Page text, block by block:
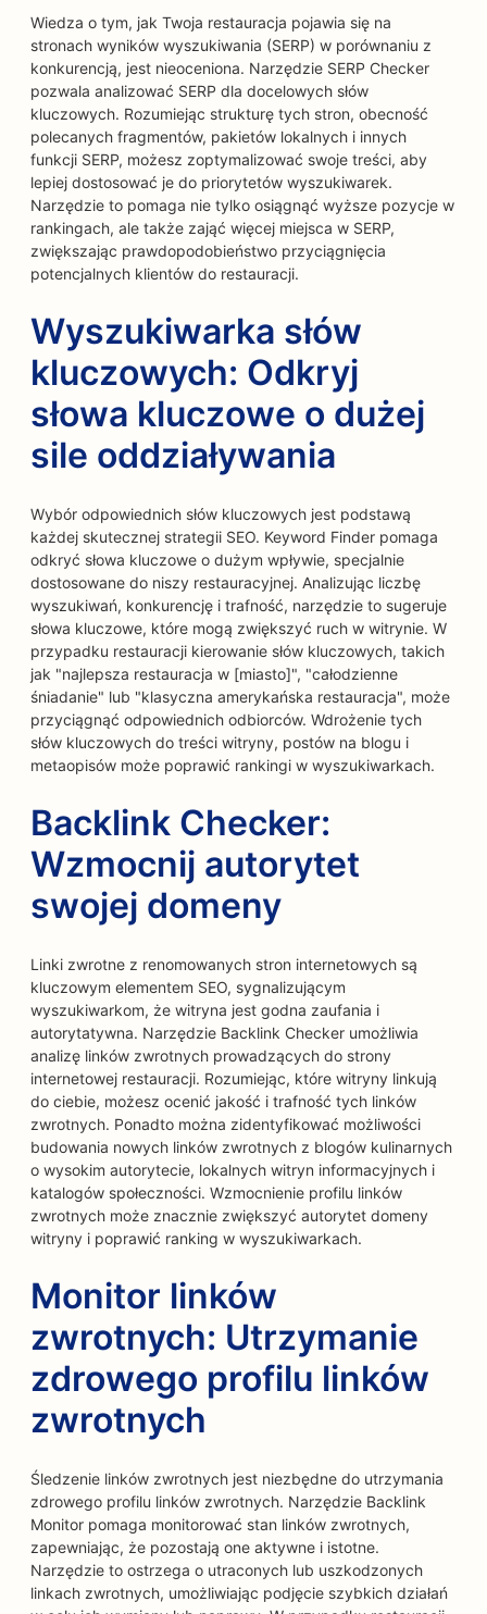
Wiedza o tym, jak Twoja restauracja pojawia się na
stronach wyników wyszukiwania (SERP) w porównaniu z
konkurencją, jest nieoceniona. Narzędzie SERP Checker
pozwala analizować SERP dla docelowych słów
kluczowych. Rozumiejąc strukturę tych stron, obecność
polecanych fragmentów, pakietów lokalnych i innych
funkcji SERP, możesz zoptymalizować swoje treści, aby
lepiej dostosować je do priorytetów wyszukiwarek.
Narzędzie to pomaga nie tylko osiągnąć wyższe pozycje w
rankingach, ale także zająć więcej miejsca w SERP,
zwiększając prawdopodobieństwo przyciągnięcia
potencjalnych klientów do restauracji.
Wyszukiwarka słów
kluczowych: Odkryj
słowa kluczowe o dużej
sile oddziaływania
Wybór odpowiednich słów kluczowych jest podstawą
każdej skutecznej strategii SEO. Keyword Finder pomaga
odkryć słowa kluczowe o dużym wpływie, specjalnie
dostosowane do niszy restauracyjnej. Analizując liczbę
wyszukiwań, konkurencję i trafność, narzędzie to sugeruje
słowa kluczowe, które mogą zwiększyć ruch w witrynie. W
przypadku restauracji kierowanie słów kluczowych, takich
jak "najlepsza restauracja w [miasto]", "całodzienne
śniadanie" lub "klasyczna amerykańska restauracja", może
przyciągnąć odpowiednich odbiorców. Wdrożenie tych
słów kluczowych do treści witryny, postów na blogu i
metaopisów może poprawić rankingi w wyszukiwarkach.
Backlink Checker:
Wzmocnij autorytet
swojej domeny
Linki zwrotne z renomowanych stron internetowych są
kluczowym elementem SEO, sygnalizującym
wyszukiwarkom, że witryna jest godna zaufania i
autorytatywna. Narzędzie Backlink Checker umożliwia
analizę linków zwrotnych prowadzących do strony
internetowej restauracji. Rozumiejąc, które witryny linkują
do ciebie, możesz ocenić jakość i trafność tych linków
zwrotnych. Ponadto można zidentyfikować możliwości
budowania nowych linków zwrotnych z blogów kulinarnych
o wysokim autorytecie, lokalnych witryn informacyjnych i
katalogów społeczności. Wzmocnienie profilu linków
zwrotnych może znacznie zwiększyć autorytet domeny
witryny i poprawić ranking w wyszukiwarkach.
Monitor linków
zwrotnych: Utrzymanie
zdrowego profilu linków
zwrotnych
Śledzenie linków zwrotnych jest niezbędne do utrzymania
zdrowego profilu linków zwrotnych. Narzędzie Backlink
Monitor pomaga monitorować stan linków zwrotnych,
zapewniając, że pozostają one aktywne i istotne.
Narzędzie to ostrzega o utraconych lub uszkodzonych
linkach zwrotnych, umożliwiając podjęcie szybkich działań